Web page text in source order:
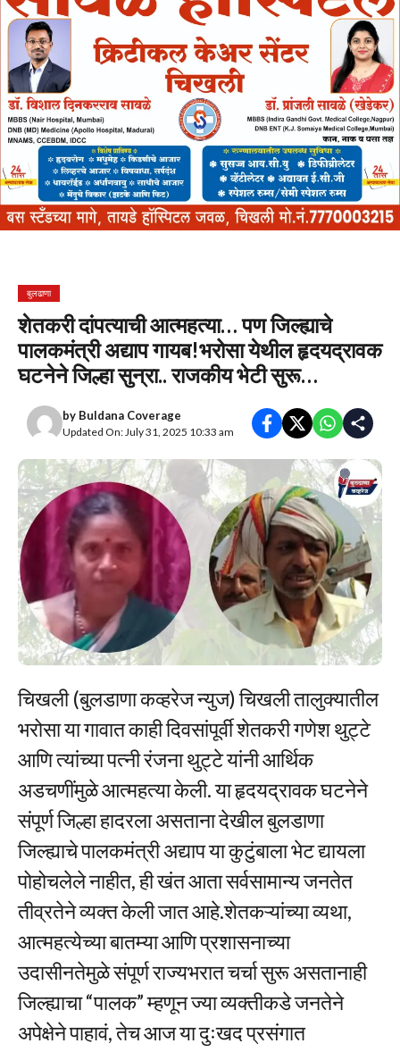
बुलढाणा
शेतकरी दांपत्याची आत्महत्या… पण जिल्ह्याचे
पालकमंत्री अद्याप गायब!भरोसा येथील हृदयद्रावक
घटनेने जिल्हा सुन्रा.. राजकीय भेटी सुरू…
by Buldana Coverage
Updated On: July 31, 2025 10:33 am
चिखली (बुलडाणा कव्हरेज न्युज) चिखली तालुक्यातील
भरोसा या गावात काही दिवसांपूर्वी शेतकरी गणेश थुट्टे
आणि त्यांच्या पत्नी रंजना थुट्टे यांनी आर्थिक
अडचणींमुळे आत्महत्या केली. या हृदयद्रावक घटनेने
संपूर्ण जिल्हा हादरला असताना देखील बुलडाणा
जिल्ह्याचे पालकमंत्री अद्याप या कुटुंबाला भेट द्यायला
पोहोचलेले नाहीत, ही खंत आता सर्वसामान्य जनतेत
तीव्रतेने व्यक्त केली जात आहे.शेतकऱ्यांच्या व्यथा,
आत्महत्येच्या बातम्या आणि प्रशासनाच्या
उदासीनतेमुळे संपूर्ण राज्यभरात चर्चा सुरू असतानाही
जिल्ह्याचा “पालक” म्हणून ज्या व्यक्तीकडे जनतेने
अपेक्षेने पाहावं, तेच आज या दुःखद प्रसंगात